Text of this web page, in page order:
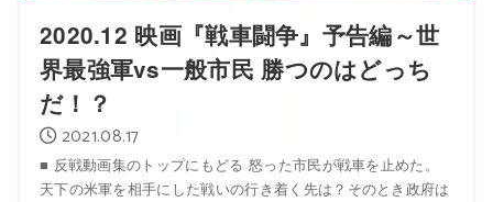
2020.12 映画『戦車闘争』予告編～世
界最強軍vs一般市民 勝つのはどっち
だ！？
2021.08.17
■ 反戦動画集のトップにもどる 怒った市民が戦車を止めた。
天下の米軍を相手にした戦いの行き着く先は？そのとき政府は